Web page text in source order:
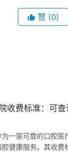
赞 (0)
收费标准：可
一家可靠的口腔医
健康服务。其收费